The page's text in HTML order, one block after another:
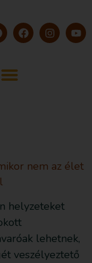
nem az élet
helyzeteket
lehetnek,
veszélyeztető